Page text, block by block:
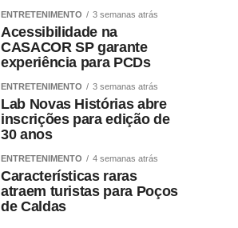
ENTRETENIMENTO 3 semanas atrás
Acessibilidade na
CASACOR SP garante
experiência para PCDs
ENTRETENIMENTO 3 semanas atrás
Lab Novas Histórias abre
inscrições para edição de
30 anos
ENTRETENIMENTO 4 semanas atrás
Características raras
atraem turistas para Poços
de Caldas